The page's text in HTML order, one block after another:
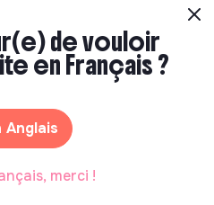
métiers de la transition
de vouloir
en Français ?
Anglais
merci !